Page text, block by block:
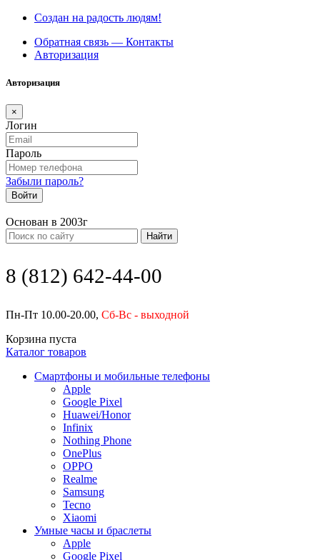
Создан на радость людям!
Обратная связь — Контакты
Авторизация
Авторизация
×
Логин
Пароль
Забыли пароль?
Войти
Основан в 2003г
Найти
8 (812) 642-44-00
Пн-Пт 10.00-20.00, Сб-Вс - выходной
Корзина пуста
Каталог товаров
Смартфоны и мобильные телефоны
Apple
Google Pixel
Huawei/Honor
Infinix
Nothing Phone
OnePlus
OPPO
Realme
Samsung
Tecno
Xiaomi
Умные часы и браслеты
Apple
Google Pixel